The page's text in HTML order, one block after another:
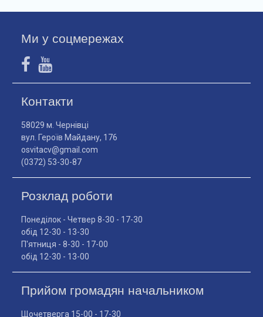
Ми у соцмережах
Контакти
58029 м. Чернівці
вул. Героїв Майдану, 176
osvitacv@gmail.com
(0372) 53-30-87
Розклад роботи
Понеділок - Четвер 8-30 - 17-30
обід 12-30 - 13-30
П'ятниця - 8-30 - 17-00
обід 12-30 - 13-00
Прийом громадян начальником
Щочетверга 15-00 - 17-30